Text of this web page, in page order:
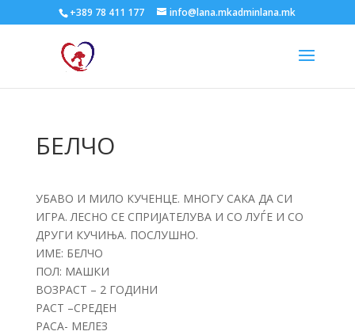
+389 78 411 177 info@lana.mkadminlana.mk
БЕЛЧО
УБАВО И МИЛО КУЧЕНЦЕ. МНОГУ САКА ДА СИ
ИГРА. ЛЕСНО СЕ СПРИЈАТЕЛУВА И СО ЛУЃЕ И СО
ДРУГИ КУЧИЊА. ПОСЛУШНО.
ИМЕ: БЕЛЧО
ПОЛ: МАШКИ
ВОЗРАСТ – 2 ГОДИНИ
РАСТ –СРЕДЕН
РАСА- МЕЛЕЗ